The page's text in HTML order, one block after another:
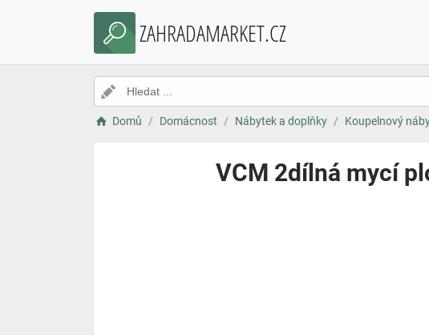
ZAHRADAMARKET.CZ
Domů Domácnost Nábytek a doplňky Koupelnový
VCM 2dílná mycí